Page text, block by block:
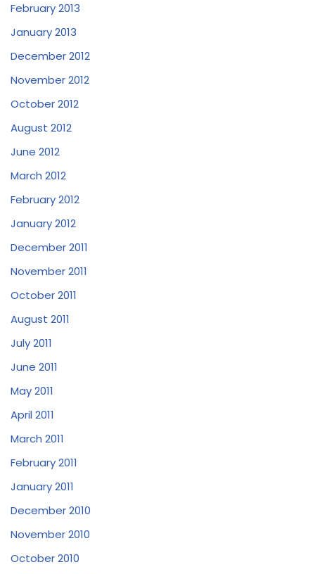
February 2013
January 2013
December 2012
November 2012
October 2012
August 2012
June 2012
March 2012
February 2012
January 2012
December 2011
November 2011
October 2011
August 2011
July 2011
June 2011
May 2011
April 2011
March 2011
February 2011
January 2011
December 2010
November 2010
October 2010